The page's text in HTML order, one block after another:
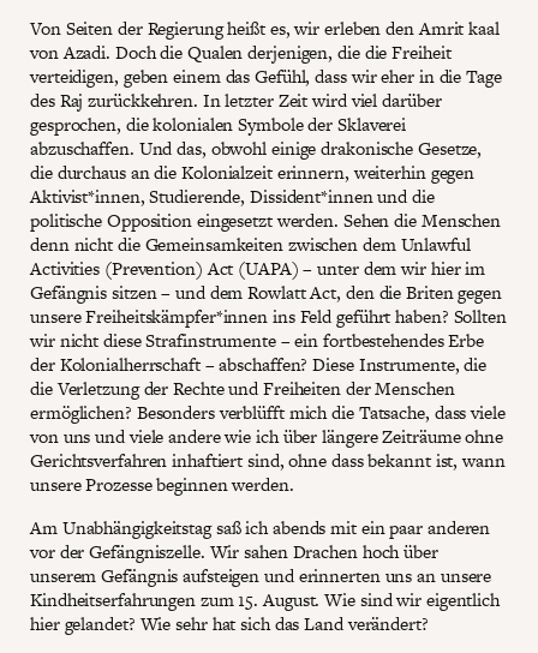
Von Seiten der Regierung heißt es, wir erleben den Amrit kaal
von Azadi. Doch die Qualen derjenigen, die die Freiheit
verteidigen, geben einem das Gefühl, dass wir eher in die Tage
des Raj zurückkehren. In letzter Zeit wird viel darüber
gesprochen, die kolonialen Symbole der Sklaverei
abzuschaffen. Und das, obwohl einige drakonische Gesetze,
die durchaus an die Kolonialzeit erinnern, weiterhin gegen
Aktivist*innen, Studierende, Dissident*innen und die
politische Opposition eingesetzt werden. Sehen die Menschen
denn nicht die Gemeinsamkeiten zwischen dem Unlawful
Activities (Prevention) Act (UAPA) – unter dem wir hier im
Gefängnis sitzen – und dem Rowlatt Act, den die Briten gegen
unsere Freiheitskämpfer*innen ins Feld geführt haben? Sollten
wir nicht diese Strafinstrumente – ein fortbestehendes Erbe
der Kolonialherrschaft – abschaffen? Diese Instrumente, die
die Verletzung der Rechte und Freiheiten der Menschen
ermöglichen? Besonders verblüfft mich die Tatsache, dass viele
von uns und viele andere wie ich über längere Zeiträume ohne
Gerichtsverfahren inhaftiert sind, ohne dass bekannt ist, wann
unsere Prozesse beginnen werden.
Am Unabhängigkeitstag saß ich abends mit ein paar anderen
vor der Gefängniszelle. Wir sahen Drachen hoch über
unserem Gefängnis aufsteigen und erinnerten uns an unsere
Kindheitserfahrungen zum 15. August. Wie sind wir eigentlich
hier gelandet? Wie sehr hat sich das Land verändert?